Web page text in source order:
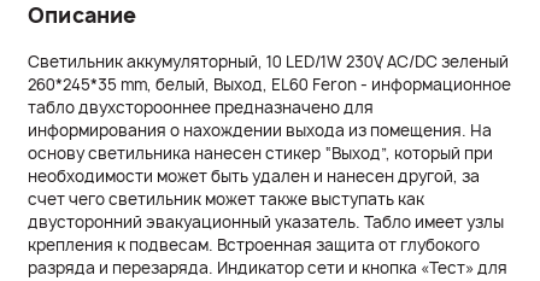
Описание
Светильник аккумуляторный, 10 LED/1W 230V, AC/DC зеленый
260*245*35 mm, белый, Выход, EL60 Feron - информационное
табло двухсторооннее предназначено для
информирования о нахождении выхода из помещения. На
основу светильника нанесен стикер “Выход”, который при
необходимости может быть удален и нанесен другой, за
счет чего светильник может также выступать как
двусторонний эвакуационный указатель. Табло имеет узлы
крепления к подвесам. Встроенная защита от глубокого
разряда и перезаряда. Индикатор сети и кнопка «Тест» для